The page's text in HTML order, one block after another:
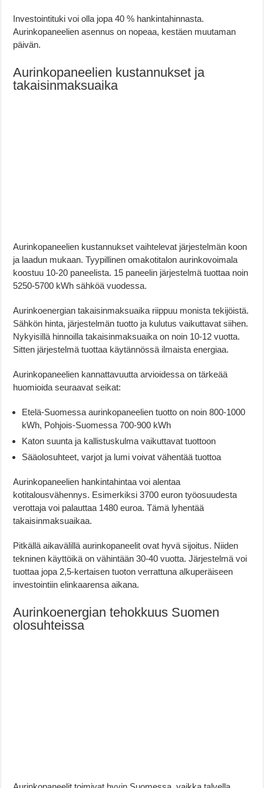
Investointituki voi olla jopa 40 % hankintahinnasta.
Aurinkopaneelien asennus on nopeaa, kestäen muutaman
päivän.
Aurinkopaneelien kustannukset ja
takaisinmaksuaika
Aurinkopaneelien kustannukset vaihtelevat järjestelmän koon
ja laadun mukaan. Tyypillinen omakotitalon aurinkovoimala
koostuu 10-20 paneelista. 15 paneelin järjestelmä tuottaa noin
5250-5700 kWh sähköä vuodessa.
Aurinkoenergian takaisinmaksuaika riippuu monista tekijöistä.
Sähkön hinta, järjestelmän tuotto ja kulutus vaikuttavat siihen.
Nykyisillä hinnoilla takaisinmaksuaika on noin 10-12 vuotta.
Sitten järjestelmä tuottaa käytännössä ilmaista energiaa.
Aurinkopaneelien kannattavuutta arvioidessa on tärkeää
huomioida seuraavat seikat:
Etelä-Suomessa aurinkopaneelien tuotto on noin 800-1000
kWh, Pohjois-Suomessa 700-900 kWh
Katon suunta ja kallistuskulma vaikuttavat tuottoon
Sääolosuhteet, varjot ja lumi voivat vähentää tuottoa
Aurinkopaneelien hankintahintaa voi alentaa
kotitalousvähennys. Esimerkiksi 3700 euron työosuudesta
verottaja voi palauttaa 1480 euroa. Tämä lyhentää
takaisinmaksuaikaa.
Pitkällä aikavälillä aurinkopaneelit ovat hyvä sijoitus. Niiden
tekninen käyttöikä on vähintään 30-40 vuotta. Järjestelmä voi
tuottaa jopa 2,5-kertaisen tuoton verrattuna alkuperäiseen
investointiin elinkaarensa aikana.
Aurinkoenergian tehokkuus Suomen
olosuhteissa